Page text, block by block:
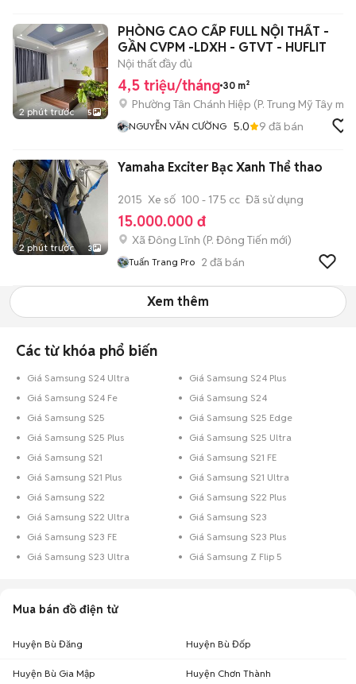
2 phút trước 5
PHÒNG CAO CẤP FULL NỘI THẤT -
GẦN CVPM -LDXH - GTVT - HUFLIT
Nội thất đầy đủ
4,5 triệu/tháng 30 m²
Phường Tân Chánh Hiệp (P. Trung Mỹ Tây mới)
NGUYỄN VĂN CƯỜNG 5.0 9 đã bán
2 phút trước 3
Yamaha Exciter Bạc Xanh Thể thao
2015 Xe số 100 - 175 cc Đã sử dụng
15.000.000 đ
Xã Đông Lĩnh (P. Đông Tiến mới)
Tuấn Trang Pro 2 đã bán
Xem thêm
Các từ khóa phổ biến
Giá Samsung S24 Ultra
Giá Samsung S24 Plus
Giá Samsung S24 Fe
Giá Samsung S24
Giá Samsung S25
Giá Samsung S25 Edge
Giá Samsung S25 Plus
Giá Samsung S25 Ultra
Giá Samsung S21
Giá Samsung S21 FE
Giá Samsung S21 Plus
Giá Samsung S21 Ultra
Giá Samsung S22
Giá Samsung S22 Plus
Giá Samsung S22 Ultra
Giá Samsung S23
Giá Samsung S23 FE
Giá Samsung S23 Plus
Giá Samsung S23 Ultra
Giá Samsung Z Flip 5
Mua bán đồ điện tử
Huyện Bù Đăng Huyện Bù Đốp
Huyện Bù Gia Mập Huyện Chơn Thành